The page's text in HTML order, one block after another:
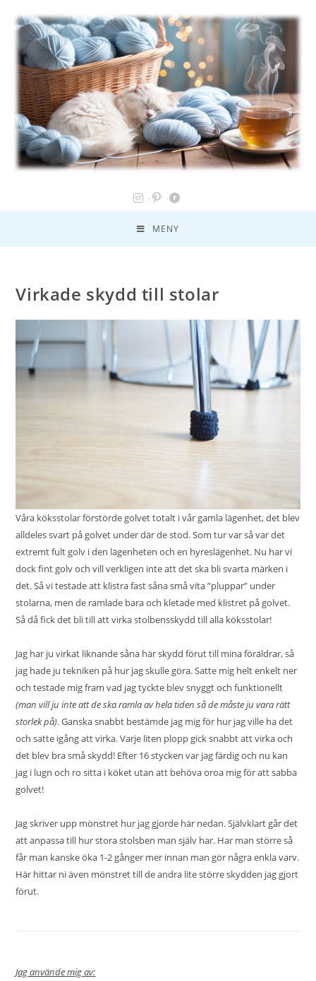
MENY
Virkade skydd till stolar
Våra köksstolar förstörde golvet totalt i vår gamla lägenhet, det blev
alldeles svart på golvet under där de stod. Som tur var så var det
extremt fult golv i den lägenheten och en hyreslägenhet. Nu har vi
dock fint golv och vill verkligen inte att det ska bli svarta märken i
det. Så vi testade att klistra fast såna små vita ”pluppar” under
stolarna, men de ramlade bara och kletade med klistret på golvet.
Så då fick det bli till att virka stolbensskydd till alla köksstolar!
Jag har ju virkat liknande såna här skydd förut till mina föräldrar, så
jag hade ju tekniken på hur jag skulle göra. Satte mig helt enkelt ner
och testade mig fram vad jag tyckte blev snyggt och funktionellt
(man vill ju inte att de ska ramla av hela tiden så de måste ju vara rätt
storlek på). Ganska snabbt bestämde jag mig för hur jag ville ha det
och satte igång att virka. Varje liten plopp gick snabbt att virka och
det blev bra små skydd! Efter 16 stycken var jag färdig och nu kan
jag i lugn och ro sitta i köket utan att behöva oroa mig för att sabba
golvet!
Jag skriver upp mönstret hur jag gjorde här nedan. Självklart går det
att anpassa till hur stora stolsben man själv har. Har man större så
får man kanske öka 1-2 gånger mer innan man gör några enkla varv.
Här hittar ni även mönstret till de andra lite större skydden jag gjort
förut.
Jag använde mig av: